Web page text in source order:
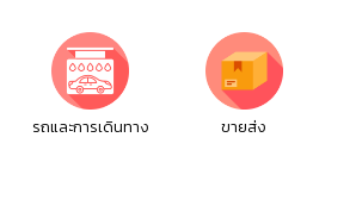
รถและการเดินทาง ขายส่ง